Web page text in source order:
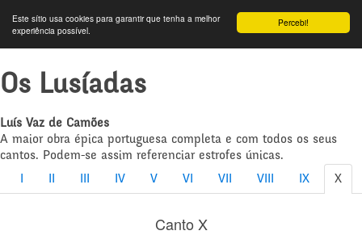
Percebi!
Este sítio usa cookies para garantir que tenha a melhor
experiência possível.
Os Lusíadas
Luís Vaz de Camões
A maior obra épica portuguesa completa e com todos os seus
cantos. Podem-se assim referenciar estrofes únicas.
IV V VI VII VIII IX X
Canto X